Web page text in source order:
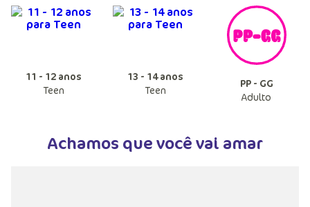
11 - 12 anos
Teen
13 - 14 anos
Teen
PP - GG
Adulto
Achamos que você vai amar